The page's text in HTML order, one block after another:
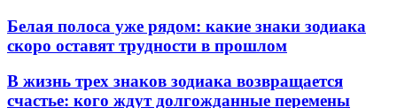
Белая полоса уже рядом: какие знаки зодиака
скоро оставят трудности в прошлом
В жизнь трех знаков зодиака возвращается
счастье: кого ждут долгожданные перемены